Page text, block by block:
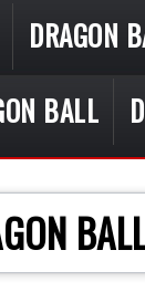
DRAGON
BALL
CON